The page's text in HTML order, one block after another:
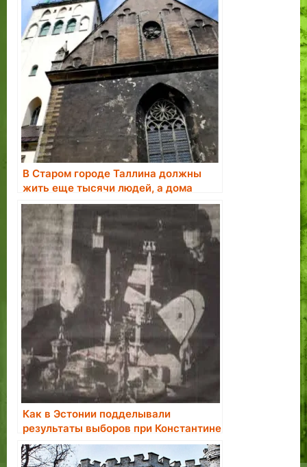
В Старом городе Таллина должны
жить еще тысячи людей, а дома
нужно отобрать у недобросовестных
владельцев
Как в Эстонии подделывали
результаты выборов при Константине
Пятсе.